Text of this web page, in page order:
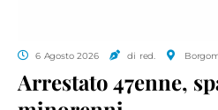
6 Agosto 2026 di red.
Arrestato 47enne,